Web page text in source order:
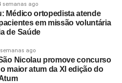
semanas ago
Médico ortopedista atende
em missão voluntária
de Saúde
ago
Nicolau promove concurso
maior atum da XI edição do